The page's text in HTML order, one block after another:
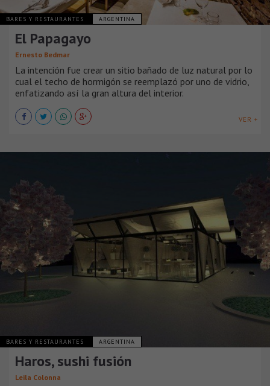
BARES Y RESTAURANTES ARGENTINA
El Papagayo
Ernesto Bedmar
La intención fue crear un sitio bañado de luz natural por lo
cual el techo de hormigón se reemplazó por uno de vidrio,
enfatizando así la gran altura del interior.
VER +
BARES Y RESTAURANTES ARGENTINA
Haros, sushi fusión
Leila Colonna